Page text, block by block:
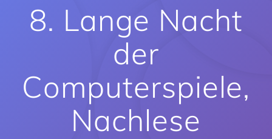
8. Lange Nacht
der
Computerspiele,
Nachlese